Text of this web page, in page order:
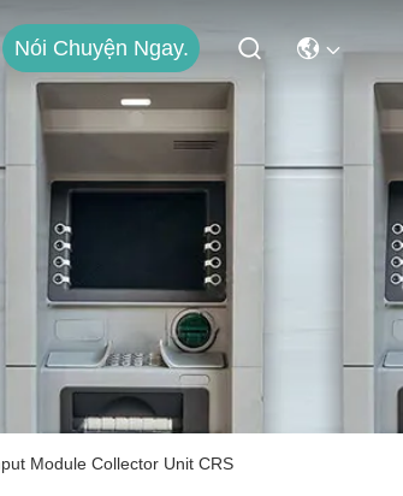
Nói Chuyện Ngay.
Module Collector Unit CRS